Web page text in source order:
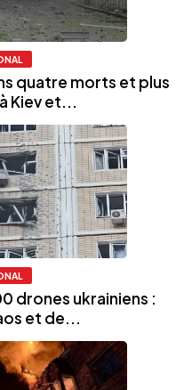
quatre morts et plus
Kiev et...
drones ukrainiens :
et de...